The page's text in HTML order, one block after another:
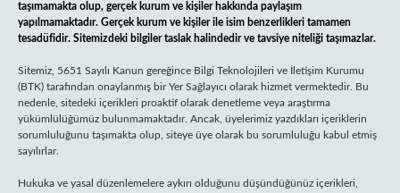
taşımamakta olup, gerçek kurum ve kişiler hakkında paylaşım
yapılmamaktadır. Gerçek kurum ve kişiler ile isim benzerlikleri tamamen
tesadüfidir. Sitemizdeki bilgiler taslak halindedir ve tavsiye niteliği taşımazlar.
Sitemiz, 5651 Sayılı Kanun gereğince Bilgi Teknolojileri ve İletişim Kurumu
(BTK) tarafından onaylanmış bir Yer Sağlayıcı olarak hizmet vermektedir. Bu
nedenle, sitedeki içerikleri proaktif olarak denetleme veya araştırma
yükümlülüğümüz bulunmamaktadır. Ancak, üyelerimiz yazdıkları içeriklerin
sorumluluğunu taşımakta olup, siteye üye olarak bu sorumluluğu kabul etmiş
sayılırlar.
Hukuka ve yasal düzenlemelere aykırı olduğunu düşündüğünüz içerikleri,